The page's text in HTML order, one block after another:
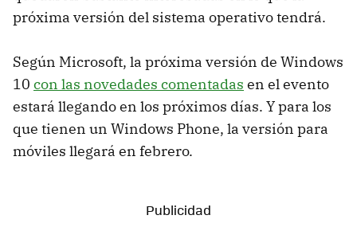
próxima versión del sistema operativo tendrá.
Según Microsoft, la próxima versión de Windows
10 con las novedades comentadas en el evento
estará llegando en los próximos días. Y para los
que tienen un Windows Phone, la versión para
móviles llegará en febrero.